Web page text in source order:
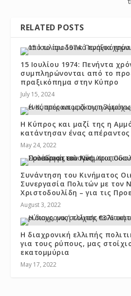
RELATED POSTS
15 Ιουλίου 1974: Πενήντα
συμπληρώνονται από το
πραξικόπημα στην Κύπρο
July 15, 2024
Η Κύπρος και μαζί της η
κατάντησαν ένας
May 24, 2022
Συνάντηση του Κινήματος
Συνεργασία Πολιτών με τον
Χριστοδουλίδη – για τις
August 3, 2022
Η διαχρονική ελλιπής
για τους ρύπους, μας
εκατομμύρια
May 17, 2022